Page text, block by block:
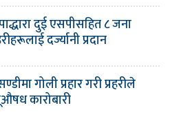
दुई एसपीसहित ८ जना
दर्ज्यानी प्रदान
गोली प्रहार गरी प्रहरीले
कारोबारी